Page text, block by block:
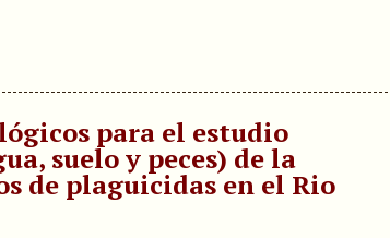
para el estudio
suelo y peces) de la
de plaguicidas en el Rio